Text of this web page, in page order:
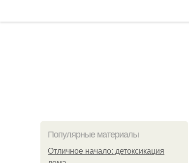
Популярные материалы
Отличное начало: детоксикация